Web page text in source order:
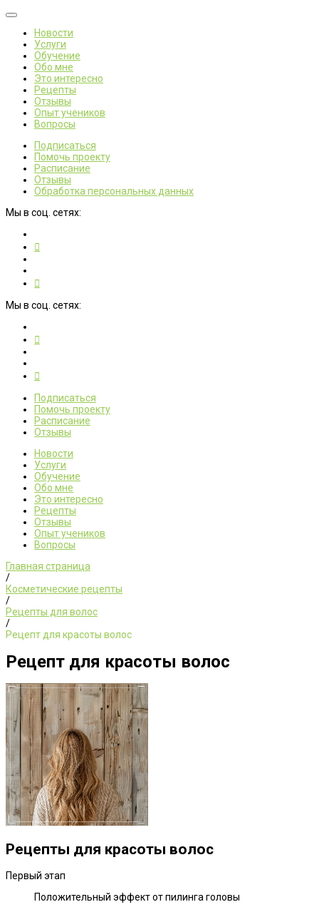
Новости
Услуги
Обучение
Обо мне
Это интересно
Рецепты
Отзывы
Опыт учеников
Вопросы
Подписаться
Помочь проекту
Расписание
Отзывы
Обработка персональных данных
Мы в соц. сетях:
Мы в соц. сетях:
Подписаться
Помочь проекту
Расписание
Отзывы
Новости
Услуги
Обучение
Обо мне
Это интересно
Рецепты
Отзывы
Опыт учеников
Вопросы
Главная страница
/
Косметические рецепты
/
Рецепты для волос
/
Рецепт для красоты волос
Рецепт для красоты волос
Рецепты для красоты волос
Первый этап
Положительный эффект от пилинга головы